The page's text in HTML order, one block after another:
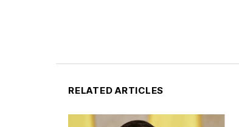
RELATED ARTICLES